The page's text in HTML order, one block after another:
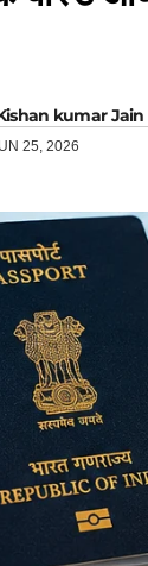
kumar Jain
25, 2026